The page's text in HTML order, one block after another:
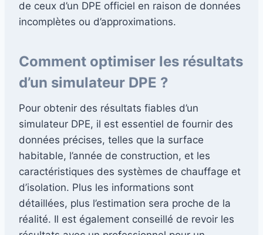
de ceux d’un DPE officiel en raison de données
incomplètes ou d’approximations.
Comment optimiser les résultats
d’un simulateur DPE ?
Pour obtenir des résultats fiables d’un
simulateur DPE, il est essentiel de fournir des
données précises, telles que la surface
habitable, l’année de construction, et les
caractéristiques des systèmes de chauffage et
d’isolation. Plus les informations sont
détaillées, plus l’estimation sera proche de la
réalité. Il est également conseillé de revoir les